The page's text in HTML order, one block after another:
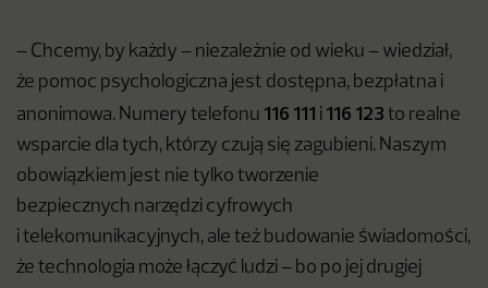
– Chcemy, by każdy – niezależnie od wieku – wiedział,
że pomoc psychologiczna jest dostępna, bezpłatna i
anonimowa. Numery telefonu 116 111 i 116 123 to realne
wsparcie dla tych, którzy czują się zagubieni. Naszym
obowiązkiem jest nie tylko tworzenie
bezpiecznych narzędzi cyfrowych
i telekomunikacyjnych, ale też budowanie świadomości,
że technologia może łączyć ludzi – bo po jej drugiej